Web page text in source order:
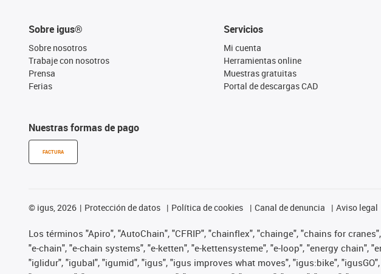
Sobre igus®
Sobre nosotros
Trabaje con nosotros
Prensa
Ferias
Nuestras formas de pago
FACTURA
Servicios
Mi cuenta
Herramientas online
Muestras gratuitas
Portal de descargas CAD
© igus, 2026 Protección de datos Política de cookies Canal de denuncia Aviso legal
Los términos "Apiro", "AutoChain", "CFRIP", "chainflex", "chainge", "chains for
"e-chain", "e-chain systems", "e-ketten", "e-kettensysteme", "e-loop", "energy chain",
"iglidur", "igubal", "igumid", "igus", "igus improves what moves", "igus:bike",